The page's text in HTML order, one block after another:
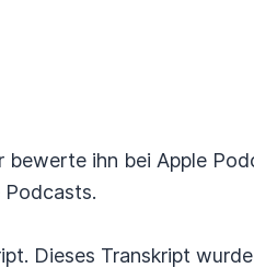
ihn bei Apple
Podcasts.
Dieses Transkript